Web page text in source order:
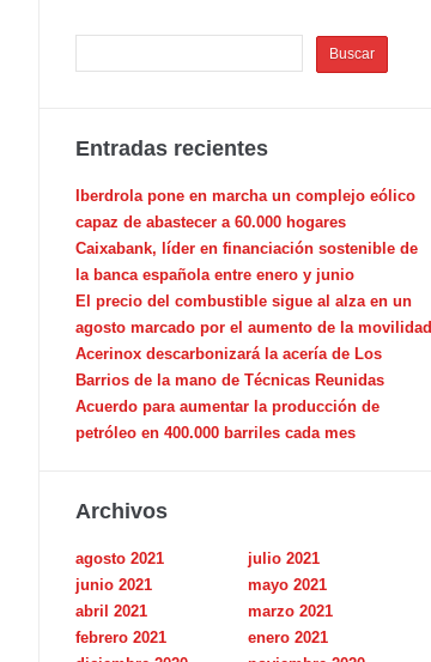
Entradas recientes
Iberdrola pone en marcha un complejo eólico
capaz de abastecer a 60.000 hogares
Caixabank, líder en financiación sostenible de
la banca española entre enero y junio
El precio del combustible sigue al alza en un
agosto marcado por el aumento de la movilidad
Acerinox descarbonizará la acería de Los
Barrios de la mano de Técnicas Reunidas
Acuerdo para aumentar la producción de
petróleo en 400.000 barriles cada mes
Archivos
agosto 2021
julio 2021
junio 2021
mayo 2021
abril 2021
marzo 2021
febrero 2021
enero 2021